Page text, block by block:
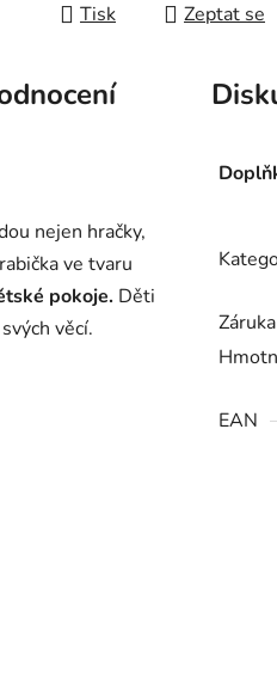
Tisk Zeptat se
nejen hračky,
ve tvaru
pokoje. Děti
věcí.
Záruka
EAN